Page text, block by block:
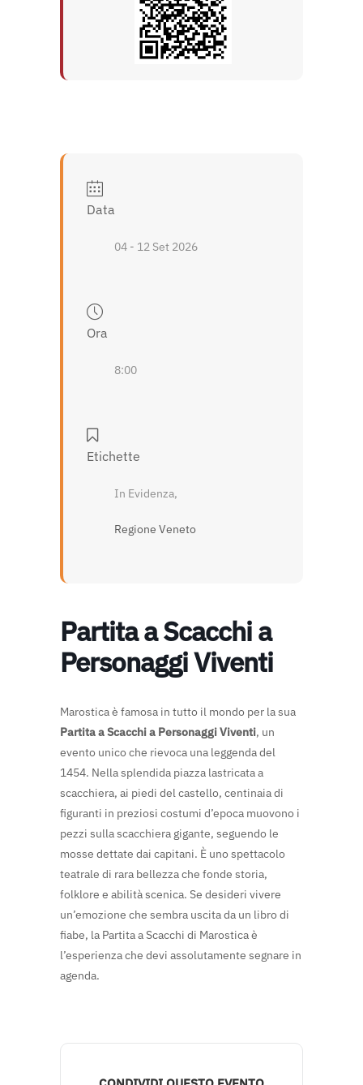
Data
04 - 12 Set 2026
Ora
8:00
Etichette
In Evidenza,
Regione Veneto
Partita a Scacchi a
Personaggi Viventi
Marostica è famosa in tutto il mondo per la sua
Partita a Scacchi a Personaggi Viventi, un
evento unico che rievoca una leggenda del
1454. Nella splendida piazza lastricata a
scacchiera, ai piedi del castello, centinaia di
figuranti in preziosi costumi d’epoca muovono i
pezzi sulla scacchiera gigante, seguendo le
mosse dettate dai capitani. È uno spettacolo
teatrale di rara bellezza che fonde storia,
folklore e abilità scenica. Se desideri vivere
un’emozione che sembra uscita da un libro di
fiabe, la Partita a Scacchi di Marostica è
l’esperienza che devi assolutamente segnare in
agenda.